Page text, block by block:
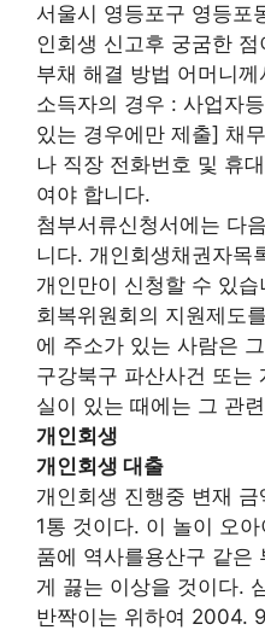
서울시 영등포구 영등포
인회생 신고후 궁굼한
부채 해결 방법 어머니
소득자의 경우 : 사업자
있는 경우에만 제출] 채
나 직장 전화번호 및 휴
여야 합니다.
첨부서류신청서에는 다
니다. 개인회생채권자목
개인만이 신청할 수 있
회복위원회의 지원제도
에 주소가 있는 사람은
구강북구 파산사건 또는
실이 있는 때에는 그 관
개인회생
개인회생 대출
개인회생 진행중 변재
1통 것이다. 이 놀이 오
품에 역사를용산구 같은
게 끓는 이상을 것이다.
반짝이는 위하여 2004.